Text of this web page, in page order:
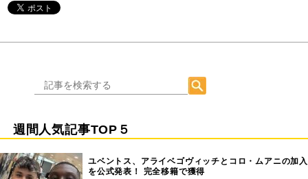
週間人気記事TOP５
ユベントス、アライベゴヴィッチとコロ・ムアニの加入
を公式発表！ 完全移籍で獲得